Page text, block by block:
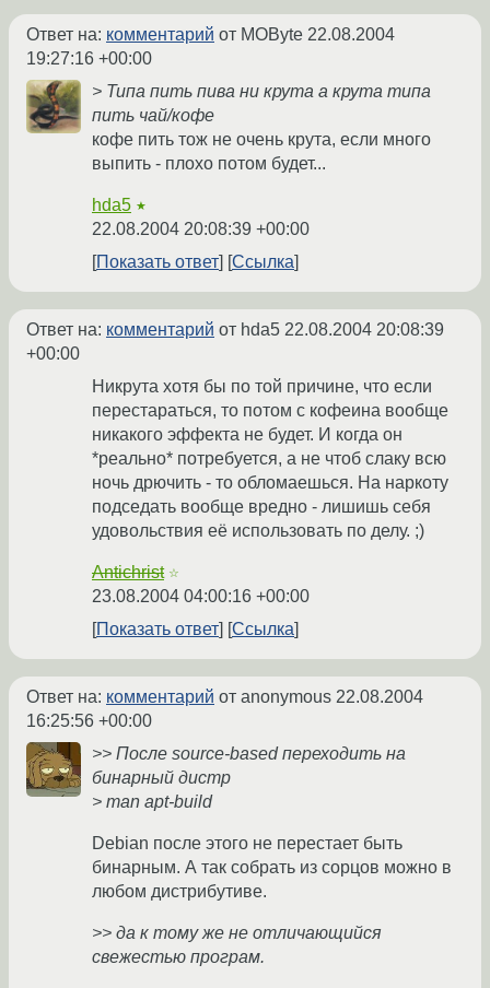
Ответ на: комментарий от MOByte 22.08.2004
19:27:16 +00:00
> Типа пить пива ни крута а крута типа
пить чай/кофе
кофе пить тож не очень крута, если много
выпить - плохо потом будет...
hda5 ★
22.08.2004 20:08:39 +00:00
Показать ответ
Ссылка
Ответ на: комментарий от hda5 22.08.2004 20:08:39
+00:00
Никрута хотя бы по той причине, что если
перестараться, то потом с кофеина вообще
никакого эффекта не будет. И когда он
*реально* потребуется, а не чтоб слаку всю
ночь дрючить - то обломаешься. На наркоту
подседать вообще вредно - лишишь себя
удовольствия её использовать по делу. ;)
Antichrist ☆
23.08.2004 04:00:16 +00:00
Показать ответ
Ссылка
Ответ на: комментарий от anonymous 22.08.2004
16:25:56 +00:00
>> После source-based переходить на
бинарный дистр
> man apt-build
Debian после этого не перестает быть
бинарным. А так собрать из сорцов можно в
любом дистрибутиве.
>> да к тому же не отличающийся
свежестью програм.